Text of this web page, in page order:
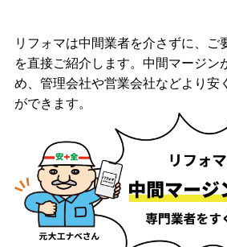
リフォマは中間業者を介さずに、ご
を直接ご紹介します。中間マージン
め、管理会社や営業会社などより安
ができます。